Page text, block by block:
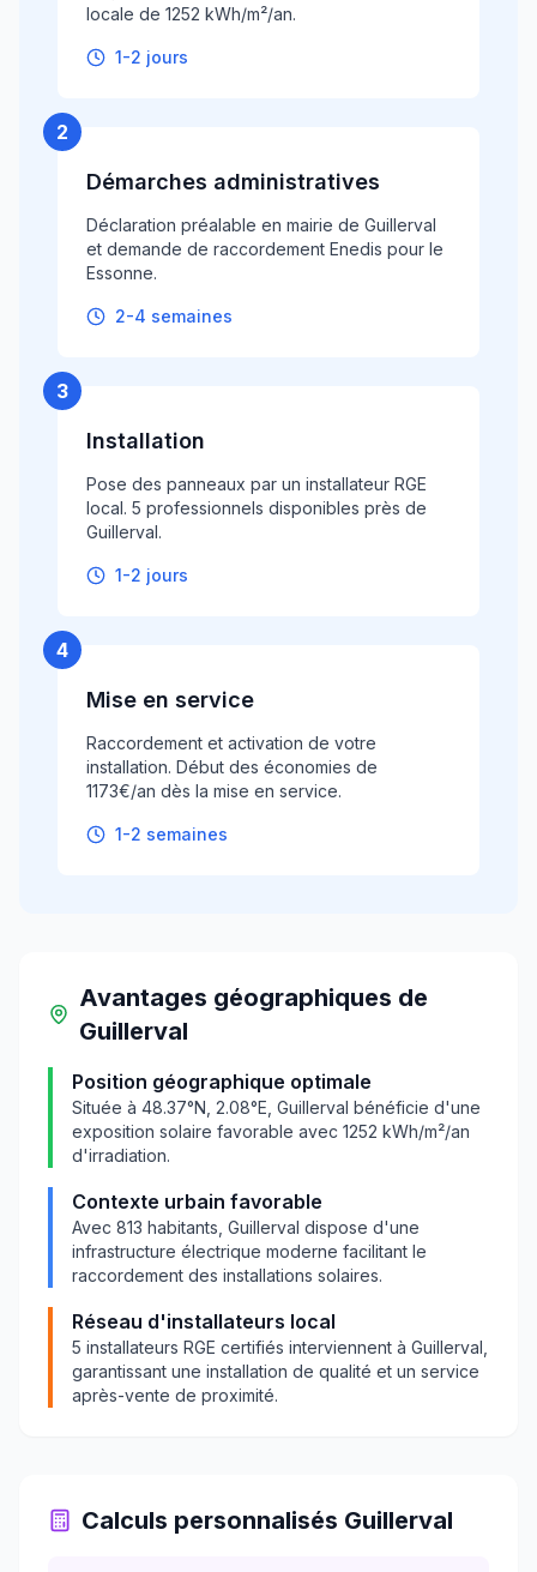
locale de 1252 kWh/m²/an.
1-2 jours
2
Démarches administratives
Déclaration préalable en mairie de Guillerval
et demande de raccordement Enedis pour le
Essonne.
2-4 semaines
3
Installation
Pose des panneaux par un installateur RGE
local. 5 professionnels disponibles près de
Guillerval.
1-2 jours
4
Mise en service
Raccordement et activation de votre
installation. Début des économies de
1173€/an dès la mise en service.
1-2 semaines
Avantages géographiques de
Guillerval
Position géographique optimale
Située à 48.37°N, 2.08°E, Guillerval bénéficie d'une
exposition solaire favorable avec 1252 kWh/m²/an
d'irradiation.
Contexte urbain favorable
Avec 813 habitants, Guillerval dispose d'une
infrastructure électrique moderne facilitant le
raccordement des installations solaires.
Réseau d'installateurs local
5 installateurs RGE certifiés interviennent à Guillerval
garantissant une installation de qualité et un service
après-vente de proximité.
Calculs personnalisés Guillerval